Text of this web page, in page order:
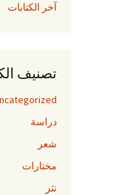
آخر الكتابات
تصنيف
دراسة
شعر
مختارات
نثر